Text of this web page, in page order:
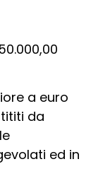
a euro
da
ed in